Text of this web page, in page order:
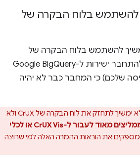
להשתמש בלוח הבקרה של
להשתמש בלוח הבקרה של
CrUX, אבל תצטרכו להתחבר ישירות ל-Google BigQuery
שלכם) כי המחבר כבר לא יהיה
צוות Chrome לא ימשיך לתחזק את לוח הבקרה של CrUX ולא
לכן אנחנו ממליצים מאוד לעבור ל-CrUX Vis או לכלי
מספקים את הוראות ההמרה האלה למי שרוצה